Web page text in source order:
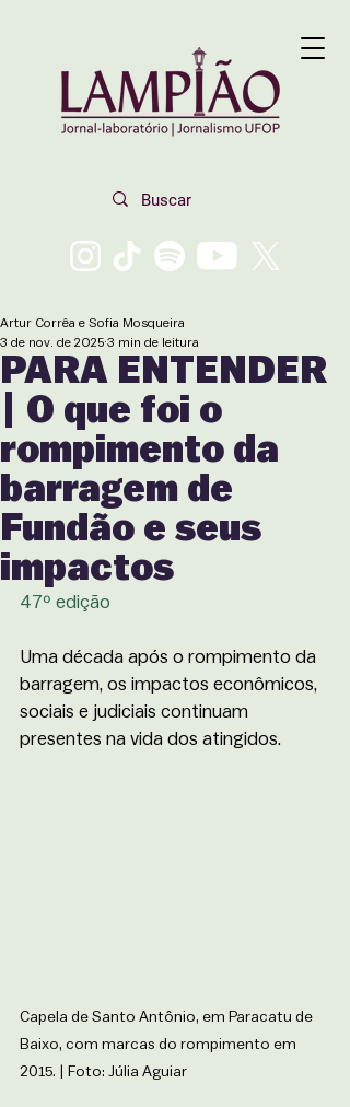
PARA ENTENDER
| O que foi o
rompimento da
barragem de
Fundão e seus
impactos
Artur Corrêa e Sofia Mosqueira
3 de nov. de 2025 3 min de leitura
47º edição
Uma década após o rompimento da
barragem, os impactos econômicos,
sociais e judiciais continuam
presentes na vida dos atingidos.
Capela de Santo Antônio, em Paracatu de
Baixo, com marcas do rompimento em
2015. | Foto: Júlia Aguiar